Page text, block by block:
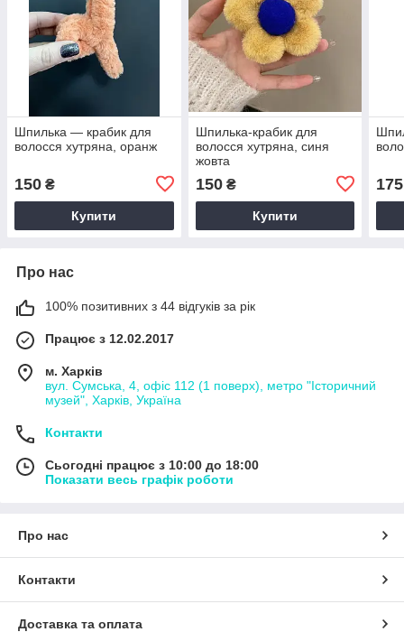
Шпилька — крабик для
волосся хутряна, оранж
150 ₴
Купити
Шпилька-крабик для
волосся хутряна, синя
жовта
150₴
Купити
175
Про нас
100% позитивних з 44 відгуків за рік
Працює з 12.02.2017
м. Харків
вул. Сумська, 4, офіс 112 (1 поверх), метро "Історичний
музей", Харків, Україна
Контакти
Сьогодні працює з 10:00 до 18:00
Показати весь графік роботи
Про нас
Контакти
Доставка та оплата